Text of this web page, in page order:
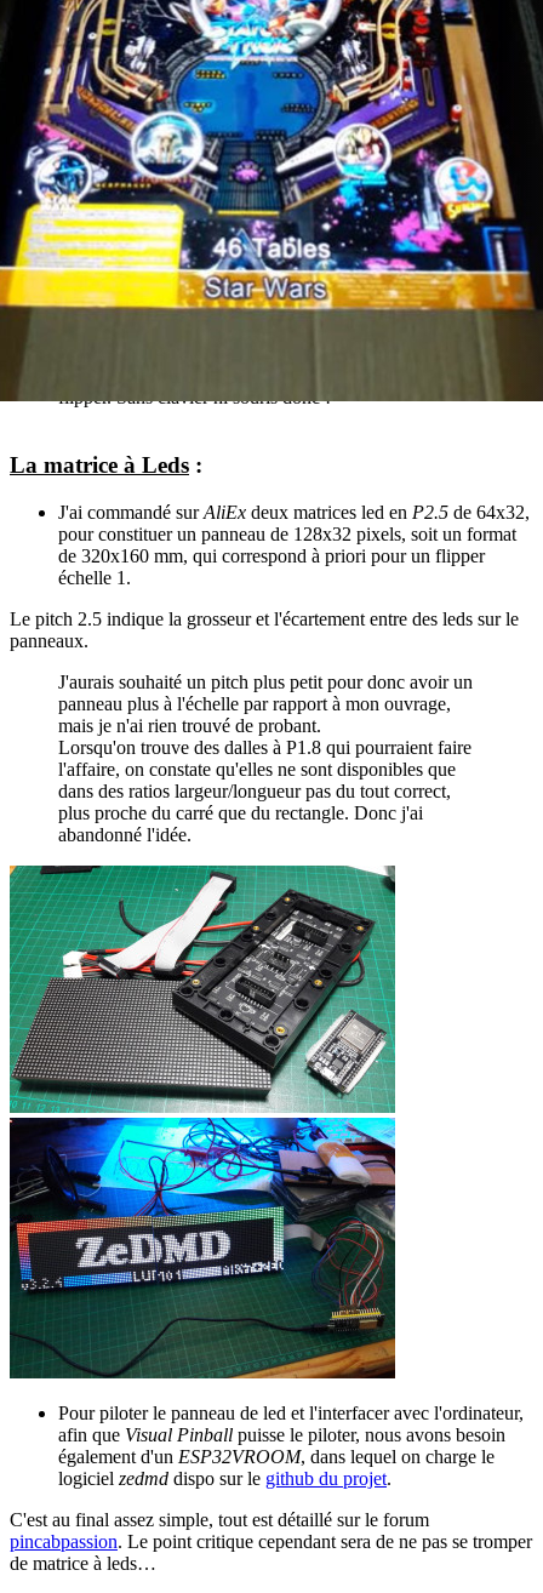
On peut passer des heures à customiser l'interface pour
disposer d'une capture d'image de chaque table, d'une
médaille titre et même d'une capture de vidéo.
flipper. Sans clavier ni souris donc !
La matrice à Leds :
J'ai commandé surAliEx deux matrices led en P2.5 de 64x32,
pour constituer un panneau de 128x32 pixels, soit un format
de 320x160 mm, qui correspond à priori pour un flipper
échelle 1.
Le pitch 2.5 indique la grosseur et l'écartement entre des leds sur le
panneaux.
J'aurais souhaité un pitch plus petit pour donc avoir un
panneau plus à l'échelle par rapport à mon ouvrage,
mais je n'ai rien trouvé de probant.
Lorsqu'on trouve des dalles à P1.8 qui pourraient faire
l'affaire, on constate qu'elles ne sont disponibles que
dans des ratios largeur/longueur pas du tout correct,
plus proche du carré que du rectangle. Donc j'ai
abandonné l'idée.
Pour piloter le panneau de led et l'interfacer avec l'ordinateur,
afin que Visual Pinball puisse le piloter, nous avons besoin
également d'un ESP32VROOM, dans lequel on charge le
logiciel zedmd dispo sur le github du projet.
C'est au final assez simple, tout est détaillé sur le forum
pincabpassion. Le point critique cependant sera de ne pas se tromper
de matrice à leds…